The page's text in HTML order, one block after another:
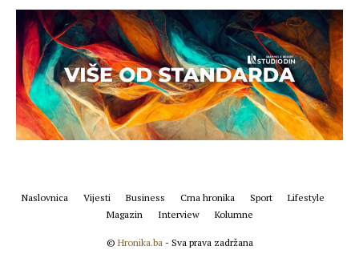
Naslovnica Vijesti Business Crna hronika Sport
Lifestyle
Magazin
Interview Kolumne
© Hronika.ba - Sva prava zadržana